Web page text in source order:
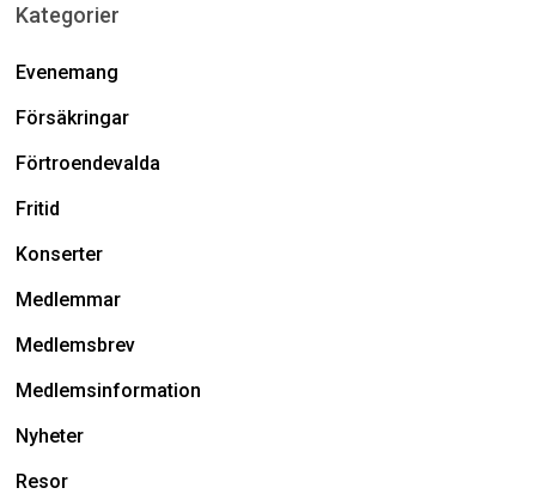
Kategorier
Evenemang
Försäkringar
Förtroendevalda
Fritid
Konserter
Medlemmar
Medlemsbrev
Medlemsinformation
Nyheter
Resor